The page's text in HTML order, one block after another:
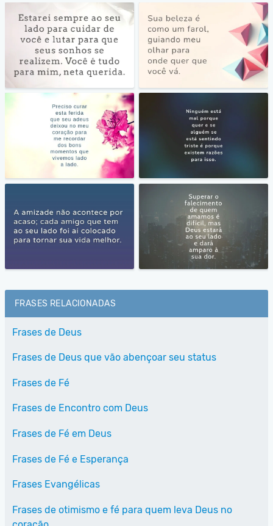
FRASES RELACIONADAS
Frases de Deus
Frases de Deus que vão abençoar seu status
Frases de Fé
Frases de Encontro com Deus
Frases de Fé em Deus
Frases de Fé e Esperança
Frases Evangélicas
Frases de otimismo e fé para quem leva Deus no